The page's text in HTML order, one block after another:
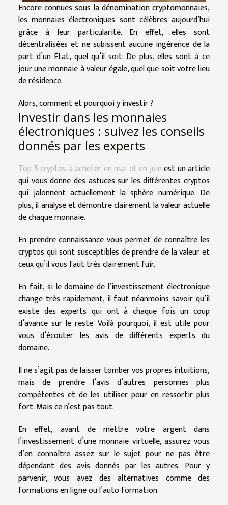
Encore connues sous la dénomination cryptomonnaies,
les monnaies électroniques sont célèbres aujourd’hui
grâce à leur particularité. En effet, elles sont
décentralisées et ne subissent aucune ingérence de la
part d’un État, quel qu’il soit. De plus, elles sont à ce
jour une monnaie à valeur égale, quel que soit votre lieu
de résidence.
Alors, comment et pourquoi y investir ?
Investir dans les monnaies
électroniques : suivez les conseils
donnés par les experts
Top 5 cryptos à acheter en mai et en juinest un article
qui vous donne des astuces sur les différentes cryptos
qui jalonnent actuellement la sphère numérique. De
plus, il analyse et démontre clairement la valeur actuelle
de chaque monnaie.
En prendre connaissance vous permet de connaître les
cryptos qui sont susceptibles de prendre de la valeur et
ceux qu’il vous faut très clairement fuir.
En fait, si le domaine de l’investissement électronique
change très rapidement, il faut néanmoins savoir qu’il
existe des experts qui ont à chaque fois un coup
d’avance sur le reste. Voilà pourquoi, il est utile pour
vous d’écouter les avis de différents experts du
domaine.
Il ne s’agit pas de laisser tomber vos propres intuitions,
mais de prendre l’avis d’autres personnes plus
compétentes et de les utiliser pour en ressortir plus
fort. Mais ce n’est pas tout.
En effet, avant de mettre votre argent dans
l’investissement d’une monnaie virtuelle, assurez-vous
d’en connaître assez sur le sujet pour ne pas être
dépendant des avis donnés par les autres. Pour y
parvenir, vous avez des alternatives comme des
formations en ligne ou l’auto formation.